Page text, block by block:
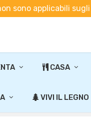
sono applicabili
CASA
VIVI IL LEGNO